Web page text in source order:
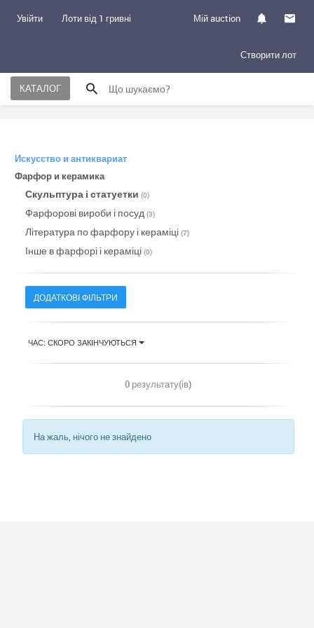
Увійти Лоти від 1 гривні Мій auction
Створити лот
КАТАЛОГ
Искусство и антиквариат
Фарфор и керамика
Скульптура і статуетки (0)
Фарфорові вироби і посуд (3)
Література по фарфору і кераміці (7)
Інше в фарфорі і кераміці (0)
ДОДАТКОВІ ФІЛЬТРИ
ЧАС: СКОРО ЗАКІНЧУЮТЬСЯ
0 результату(ів)
На жаль, нічого не знайдено